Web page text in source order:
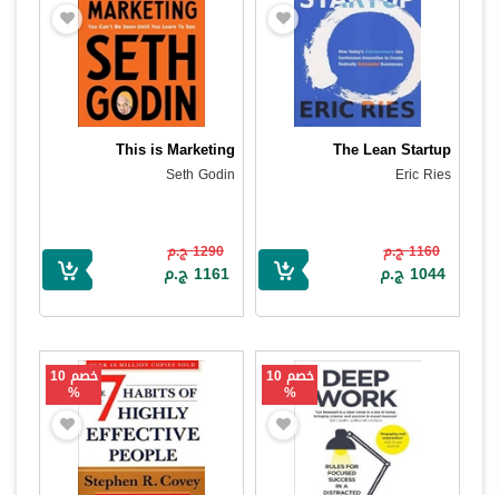
The Lean Startup
Eric Ries
1160 ج.م
1044 ج.م
This is Marketing
Seth Godin
1290 ج.م
1161 ج.م
خصم 10
%
خصم 10
%